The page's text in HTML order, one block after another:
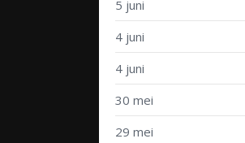
5 juni
4 juni
4 juni
30 mei
29 mei